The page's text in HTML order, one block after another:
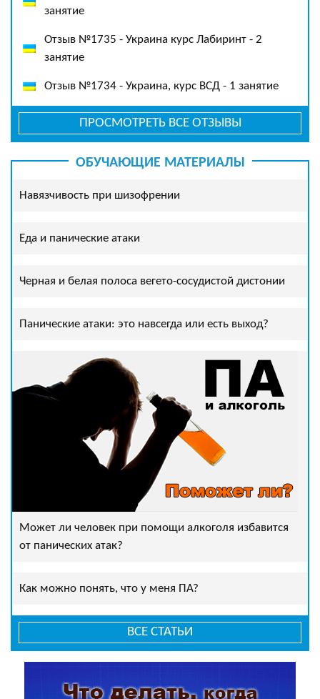
занятие
Отзыв №1735 - Украина курс Лабиринт - 2
занятие
Отзыв №1734 - Украина, курс ВСД - 1 занятие
ПРОСМОТРЕТЬ ВСЕ ОТЗЫВЫ
ОБУЧАЮЩИЕ МАТЕРИАЛЫ
Навязчивость при шизофрении
Еда и панические атаки
Черная и белая полоса вегето-сосудистой дистонии
Панические атаки: это навсегда или есть выход?
Может ли человек при помощи алкоголя избавится
от панических атак?
Как можно понять, что у меня ПА?
ВСЕ СТАТЬИ